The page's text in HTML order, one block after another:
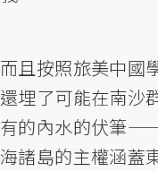
而且按照旅美中國
還埋了可能在南沙
有的內水的伏筆
海諸島的主權涵蓋